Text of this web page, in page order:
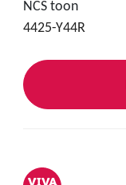
NCS toon
4425-Y44R